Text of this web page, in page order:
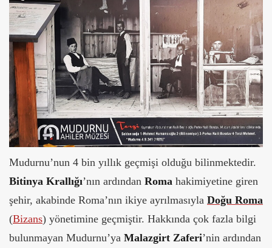
Mudurnu’nun 4 bin yıllık geçmişi olduğu bilinmektedir.
Bitinya Krallığı’nın ardından Roma hakimiyetine giren
şehir, akabinde Roma’nın ikiye ayrılmasıyla Doğu Roma
(Bizans) yönetimine geçmiştir. Hakkında çok fazla bilgi
bulunmayan Mudurnu’ya Malazgirt Zaferi’nin ardından